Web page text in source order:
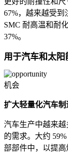
67%，越来越受
SMC 耐高温和耐
37%。
用于汽车和太
机会
扩大轻量化汽车制
汽车生产中越来
的需求。大约
部部件中，以提